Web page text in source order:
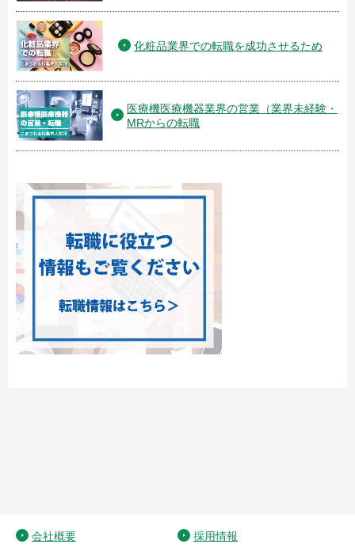
化粧品業界での転職を成功させるため
医療機医療機器業界の営業（業界未経験・
MRからの転職
会社概要 採用情報